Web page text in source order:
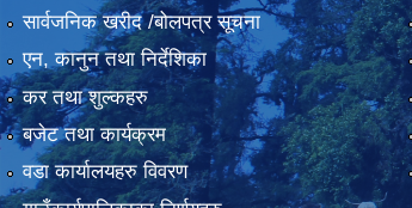
सार्वजनिक खरीद /बोलपत्र सूचना
एन, कानुन तथा निर्देशिका
कर तथा शुल्कहरु
बजेट तथा कार्यक्रम
वडा कार्यालयहरु विवरण